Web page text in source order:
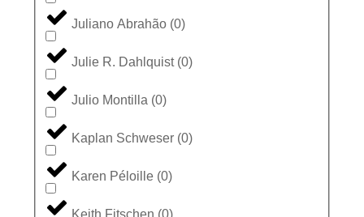
Juliano Abrahão (0)
Julie R. Dahlquist (0)
Julio Montilla (0)
Kaplan Schweser (0)
Karen Péloille (0)
Keith Fitschen (0)